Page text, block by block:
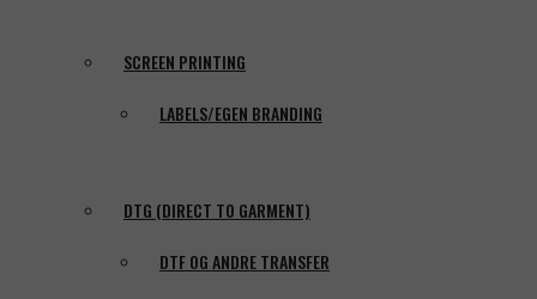
LABELS/EGEN BRANDING
DTF OG ANDRE TRANSFER
SCREEN PRINTING
DTG (DIRECT TO GARMENT)